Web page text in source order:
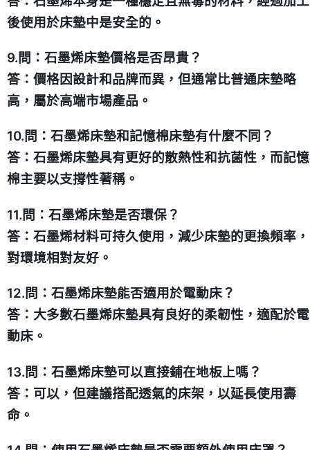
後使用於床墊中是安全的。
9.問：石墨烯床墊價格是否昂貴？
答：價格因設計和品牌而異，但通常比普通床墊略
高，屬於高端市場產品。
10.問：石墨烯床墊和記憶棉床墊有什麼不同？
答：石墨烯床墊具有更好的散熱性和抗菌性，而記憶
棉主要以支撐性著稱。
11.問：石墨烯床墊是否環保？
答：石墨烯材料可持久使用，減少床墊的更換頻率，
對環境相對友好。
12.問：石墨烯床墊能否適用於電動床？
答：大多數石墨烯床墊具有良好的柔韌性，適配於電
動床。
13.問：石墨烯床墊可以直接鋪在地板上嗎？
答：可以，但建議搭配透氣的床架，以延長使用壽
命。